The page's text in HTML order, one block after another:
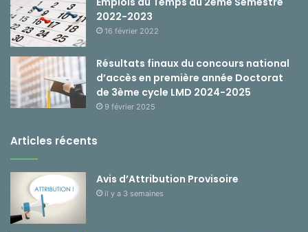
2022-2023
16 février 2022
Résultats finaux du concours national
d’accès en première année Doctorat
de 3ème cycle LMD 2024-2025
9 février 2025
Articles récents
Avis d’Attribution Provisoire
il y a 3 semaines